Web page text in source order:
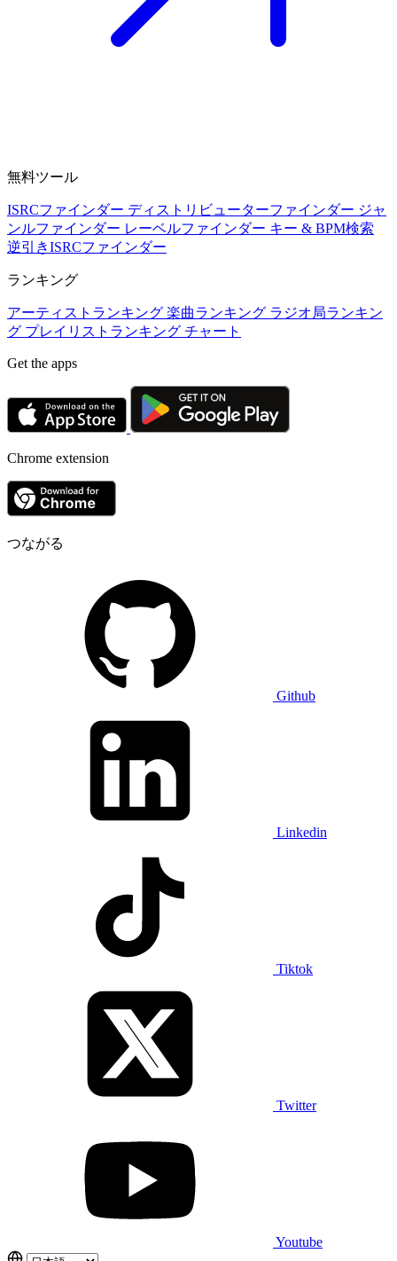
無料ツール
ISRCファインダー ディストリビューターファインダー ジャ
ンルファインダー レーベルファインダー キー & BPM検索
逆引きISRCファインダー
ランキング
アーティストランキング 楽曲ランキング ラジオ局ランキン
グ プレイリストランキング チャート
Get the apps
Chrome extension
つながる
Github
Linkedin
Tiktok
Twitter
Youtube